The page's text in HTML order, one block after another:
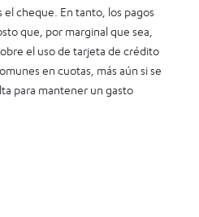
cheque. En tanto, los pagos
que, por marginal que sea,
el uso de tarjeta de crédito
en cuotas, más aún si se
para mantener un gasto